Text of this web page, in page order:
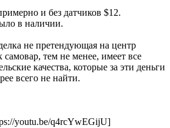
и без датчиков $12.
в наличии.
не претендующая на центр
самовар, тем не менее, имеет все
качества, которые за эти деньги
всего не найти.
youtu.be/q4rcYwEGijU]